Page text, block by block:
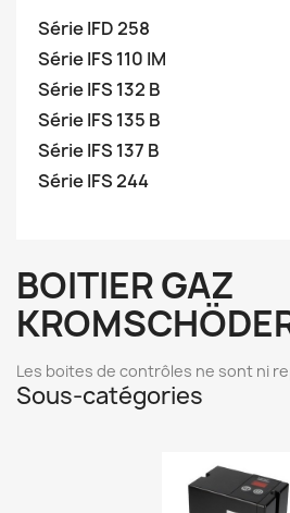
Série IFD 258
Série IFS 110 IM
Série IFS 132 B
Série IFS 135 B
Série IFS 137 B
Série IFS 244
BOITIER GAZ
Les boites de contrôles ne sont ni
Sous-catégories